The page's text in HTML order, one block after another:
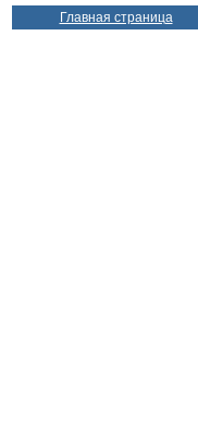
Главная страница